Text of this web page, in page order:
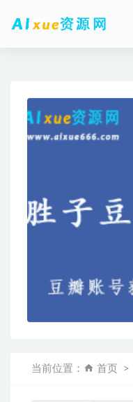
当前位置： 首页